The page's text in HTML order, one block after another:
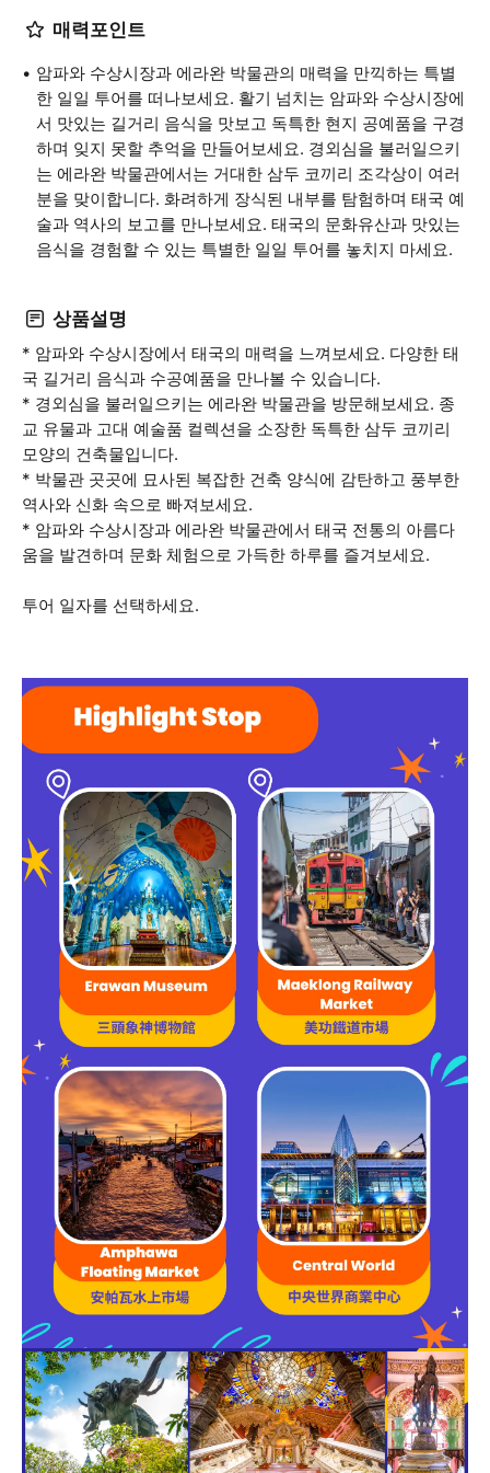
매력포인트
암파와 수상시장과 에라완 박물관의 매력을 만끽하는 특별
한 일일 투어를 떠나보세요. 활기 넘치는 암파와 수상시장에
서 맛있는 길거리 음식을 맛보고 독특한 현지 공예품을 구경
하며 잊지 못할 추억을 만들어보세요. 경외심을 불러일으키
는 에라완 박물관에서는 거대한 삼두 코끼리 조각상이 여러
분을 맞이합니다. 화려하게 장식된 내부를 탐험하며 태국 예
술과 역사의 보고를 만나보세요. 태국의 문화유산과 맛있는
음식을 경험할 수 있는 특별한 일일 투어를 놓치지 마세요.
상품설명
* 암파와 수상시장에서 태국의 매력을 느껴보세요. 다양한 태
국 길거리 음식과 수공예품을 만나볼 수 있습니다.
* 경외심을 불러일으키는 에라완 박물관을 방문해보세요. 종
교 유물과 고대 예술품 컬렉션을 소장한 독특한 삼두 코끼리
모양의 건축물입니다.
* 박물관 곳곳에 묘사된 복잡한 건축 양식에 감탄하고 풍부한
역사와 신화 속으로 빠져보세요.
* 암파와 수상시장과 에라완 박물관에서 태국 전통의 아름다
움을 발견하며 문화 체험으로 가득한 하루를 즐겨보세요.
투어 일자를 선택하세요.